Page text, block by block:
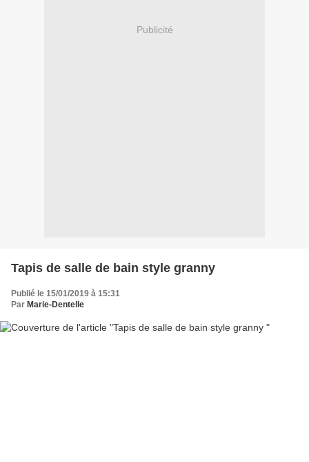
Publicité
Tapis de salle de bain style granny
Publié le 15/01/2019 à 15:31
Par Marie-Dentelle